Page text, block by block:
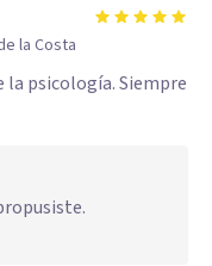
la Costa
la psicología. Siempre